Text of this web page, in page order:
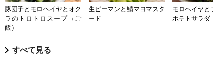
豚団子とモロヘイヤとオク
ラのトロトロスープ（ご
飯）
生ピーマンと鯖マヨマスタ
ード
モロヘイヤと
ポテトサラダ
すべて見る